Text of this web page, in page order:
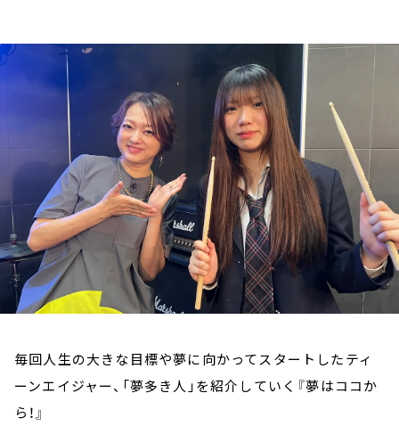
イベント・グッズ
YouTube
会社情報
毎回人生の大きな目標や夢に向かってスタートしたティ
ーンエイジャー、「夢多き人」を紹介していく『夢はココか
ら！』